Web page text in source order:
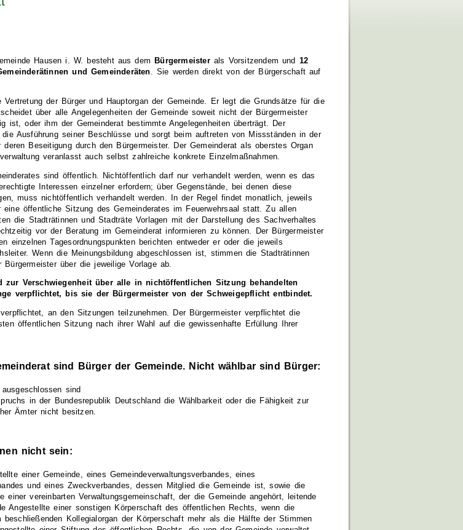
Hausen i. W. besteht aus dem Bürgermeisterals Vorsitzendem und 12
und Gemeinderäten . Sie werden direkt von der Bürgerschaft auf
Vertretung der Bürger und Hauptorgan der Gemeinde. Er legt die Grundsätze für die
über alle Angelegenheiten der Gemeinde soweit nicht der Bürgermeister
ist, oder ihm der Gemeinderat bestimmte Angelegenheiten überträgt. Der
die Ausführung seiner Beschlüsse und sorgt beim auftreten von Missständen in der
deren Beseitigung durch den Bürgermeister. Der Gemeinderat als oberstes Organ
veranlasst auch selbst zahlreiche konkrete Einzelmaßnahmen.
sind öffentlich. Nichtöffentlich darf nur verhandelt werden, wenn es das
Interessen einzelner erfordern; über Gegenstände, bei denen diese
muss nichtöffentlich verhandelt werden. In der Regel findet monatlich, jeweils
eine öffentliche Sitzung des Gemeinderates im Feuerwehrsaal statt. Zu allen
die Stadträtinnen und Stadträte Vorlagen mit der Darstellung des Sachverhaltes
vor der Beratung im Gemeinderat informieren zu können. Der Bürgermeister
einzelnen Tagesordnungspunkten berichten entweder er oder die jeweils
Wenn die Meinungsbildung abgeschlossen ist, stimmen die Stadträtinnen
über die jeweilige Vorlage ab.
zur Verschwiegenheit über alle in nichtöffentlichen Sitzung behandelten
verpflichtet, bis sie der Bürgermeister von der Schweigepflicht entbindet.
an den Sitzungen teilzunehmen. Der Bürgermeister verpflichtet die
öffentlichen Sitzung nach ihrer Wahl auf die gewissenhafte Erfüllung Ihrer
sind Bürger der Gemeinde. Nicht wählbar sind Bürger:
sind
in der Bundesrepublik Deutschland die Wählbarkeit oder die Fähigkeit zur
Ämter nicht besitzen.
nicht sein:
einer Gemeinde, eines Gemeindeverwaltungsverbandes, eines
und eines Zweckverbandes, dessen Mitglied die Gemeinde ist, sowie die
einer vereinbarten Verwaltungsgemeinschaft, der die Gemeinde angehört, leitende
Angestellte einer sonstigen Körperschaft des öffentlichen Rechts, wenn die
beschließenden Kollegialorgan der Körperschaft mehr als die Hälfte der Stimmen